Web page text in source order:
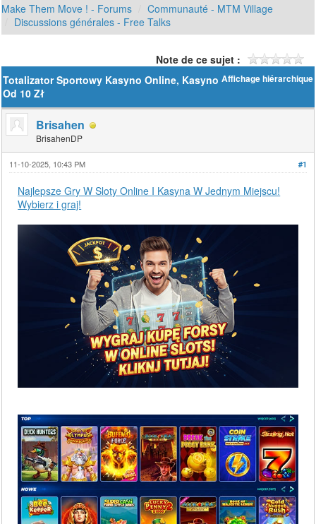
Make Them Move ! - Forums
Communauté - MTM Village
Discussions générales - Free Talks
Note de ce sujet :
Affichage hiérarchique
Totalizator Sportowy Kasyno Online, Kasyno
Od 10 Zł
Brisahen
BrisahenDP
#1
11-10-2025, 10:43 PM
Najlepsze Gry W Sloty Online I Kasyna W Jednym Miejscu!
Wybierz i graj!